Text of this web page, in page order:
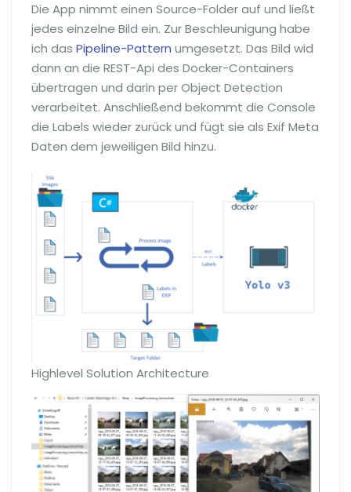
Die App nimmt einen Source-Folder auf und ließt
jedes einzelne Bild ein. Zur Beschleunigung habe
ich das Pipeline-Pattern umgesetzt. Das Bild wid
dann an die REST-Api des Docker-Containers
übertragen und darin per Object Detection
verarbeitet. Anschließend bekommt die Console
die Labels wieder zurück und fügt sie als Exif Meta
Daten dem jeweiligen Bild hinzu.
Highlevel Solution Architecture